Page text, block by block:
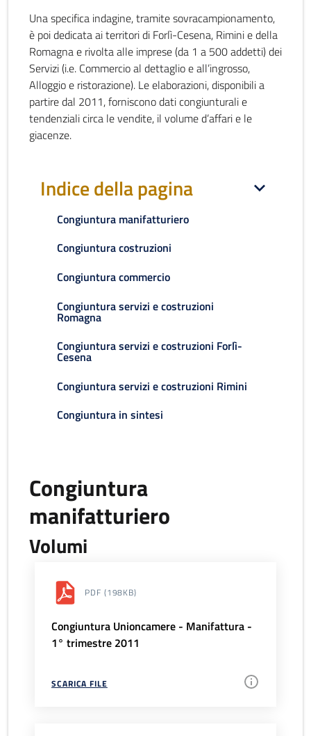
Una specifica indagine, tramite sovracampionamento,
è poi dedicata ai territori di Forlì-Cesena, Rimini e della
Romagna e rivolta alle imprese (da 1 a 500 addetti) dei
Servizi (i.e. Commercio al dettaglio e all’ingrosso,
Alloggio e ristorazione). Le elaborazioni, disponibili a
partire dal 2011, forniscono dati congiunturali e
tendenziali circa le vendite, il volume d’affari e le
giacenze.
Indice della pagina
Congiuntura manifatturiero
Congiuntura costruzioni
Congiuntura commercio
Congiuntura servizi e costruzioni
Romagna
Congiuntura servizi e costruzioni Forlì-
Cesena
Congiuntura servizi e costruzioni Rimini
Congiuntura in sintesi
Congiuntura
manifatturiero
Volumi
PDF (198KB)
Congiuntura Unioncamere - Manifattura -
1° trimestre 2011
SCARICA FILE